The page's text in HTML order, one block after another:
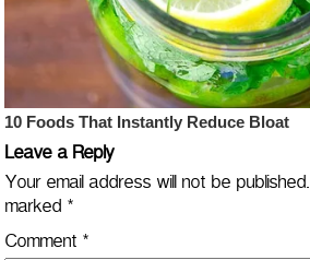
Leave a Reply
Your email address will not be published.
marked *
Comment *